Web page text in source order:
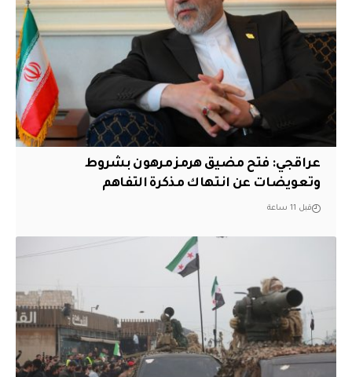
عراقجي: فتح مضيق هرمز مرهون بشروط
وتعويضات عن انتهاك مذكرة التفاهم
قبل 11 ساعة